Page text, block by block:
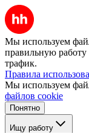
Мы используем
правильную работу
трафик.
Правила
Мы используем
файлов cookie
Понятно
Ищу работу